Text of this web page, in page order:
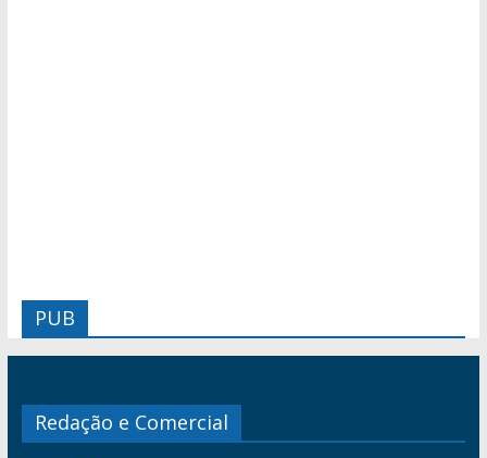
PUB
Redação e Comercial